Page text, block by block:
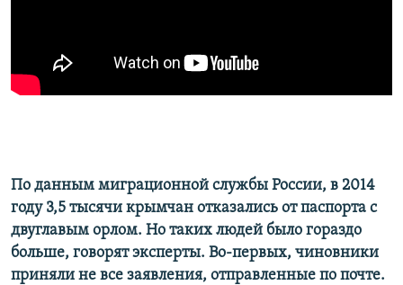
ELIFBE
По данным миграционной службы России, в 2014
году 3,5 тысячи крымчан отказались от паспорта с
двуглавым орлом. Но таких людей было гораздо
больше, говорят эксперты. Во-первых, чиновники
приняли не все заявления, отправленные по почте.